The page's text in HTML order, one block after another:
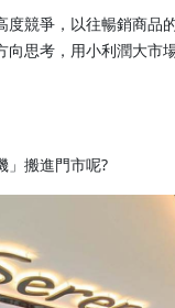
度競爭，以往暢銷商品
向思考，用小利潤大市
」搬進門市呢?